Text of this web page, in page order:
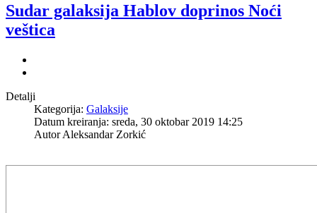
Sudar galaksija Hablov doprinos Noći
veštica
Detalji
Kategorija: Galaksije
Datum kreiranja: sreda, 30 oktobar 2019 14:25
AutorAleksandar Zorkić